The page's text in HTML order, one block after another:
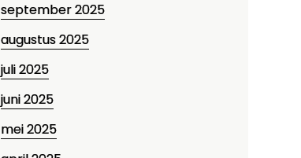
september 2025
augustus 2025
juli 2025
juni 2025
mei 2025